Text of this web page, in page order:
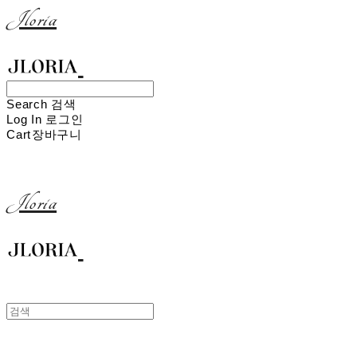
Jloria
Search 검색
Log In 로그인
Cart장바구니
Jloria